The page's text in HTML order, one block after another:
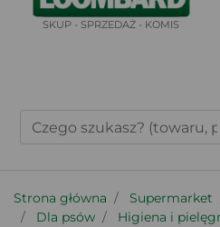
SKUP - SPRZEDAŻ - KOMIS
Strona główna Supermarket
Dla psów
Higiena i